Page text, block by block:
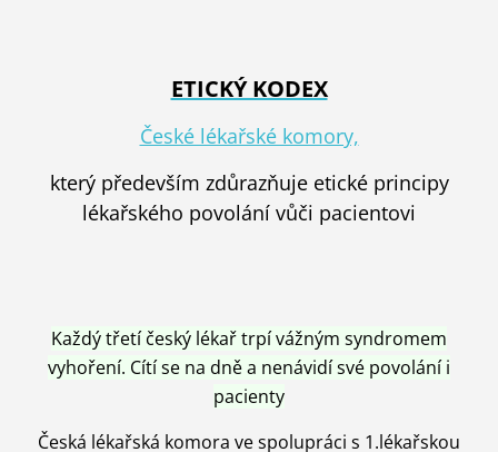
ETICKÝ KODEX
České lékařské komory,
který především zdůrazňuje etické principy
lékařského povolání vůči pacientovi
Každý třetí český lékař trpí vážným syndromem
vyhoření. Cítí se na dně a nenávidí své povolání i
pacienty
Česká lékařská komora ve spolupráci s 1.lékařskou